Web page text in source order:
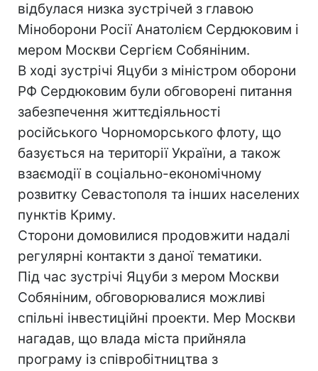
відбулася низка зустрічей з главою
Міноборони Росії Анатолієм Сердюковим і
мером Москви Сергієм Собяніним.
В ході зустрічі Яцуби з міністром оборони
РФ Сердюковим були обговорені питання
забезпечення життєдіяльності
російського Чорноморського флоту, що
базується на території України, а також
взаємодії в соціально-економічному
розвитку Севастополя та інших населених
пунктів Криму.
Сторони домовилися продовжити надалі
регулярні контакти з даної тематики.
Під час зустрічі Яцуби з мером Москви
Собяніним, обговорювалися можливі
спільні інвестиційні проекти. Мер Москви
нагадав, що влада міста прийняла
програму із співробітництва з